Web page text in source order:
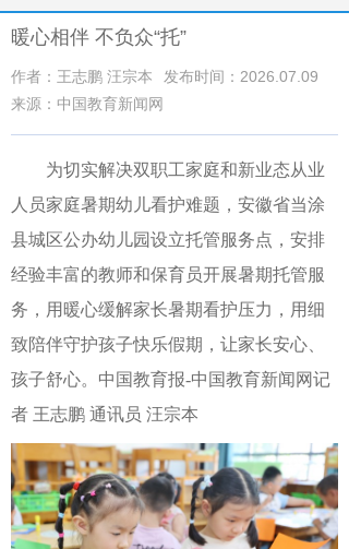
暖心相伴 不负众“托”
作者：王志鹏 汪宗本
发布时间：2026.07.09
来源：中国教育新闻网
为切实解决双职工家庭和新业态从业
人员家庭暑期幼儿看护难题，安徽省当涂
县城区公办幼儿园设立托管服务点，安排
经验丰富的教师和保育员开展暑期托管服
务，用暖心缓解家长暑期看护压力，用细
致陪伴守护孩子快乐假期，让家长安心、
孩子舒心。 中国教育报-中国教育新闻网记
者 王志鹏 通讯员 汪宗本